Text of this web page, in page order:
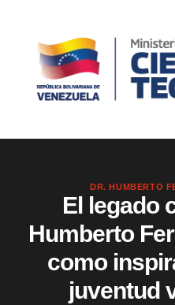
DR. HUMBERTO
El legado
Humberto
como
juventud